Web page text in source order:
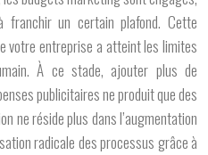
franchir un certain plafond. Cette
votre entreprise a atteint les limites
. À ce stade, ajouter plus de
publicitaires ne produit que des
ne réside plus dans l’augmentation
radicale des processus grâce à